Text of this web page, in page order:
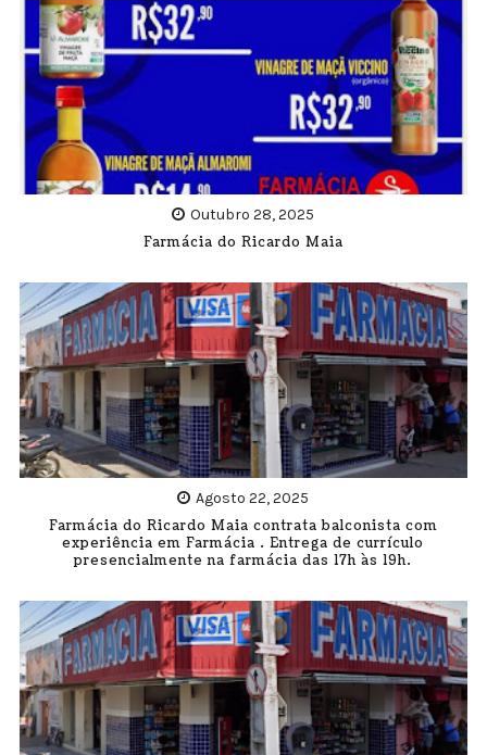
Outubro 28, 2025
Farmácia do Ricardo Maia
Agosto 22, 2025
Farmácia do Ricardo Maia contrata balconista com
experiência em Farmácia . Entrega de currículo
presencialmente na farmácia das 17h às 19h.